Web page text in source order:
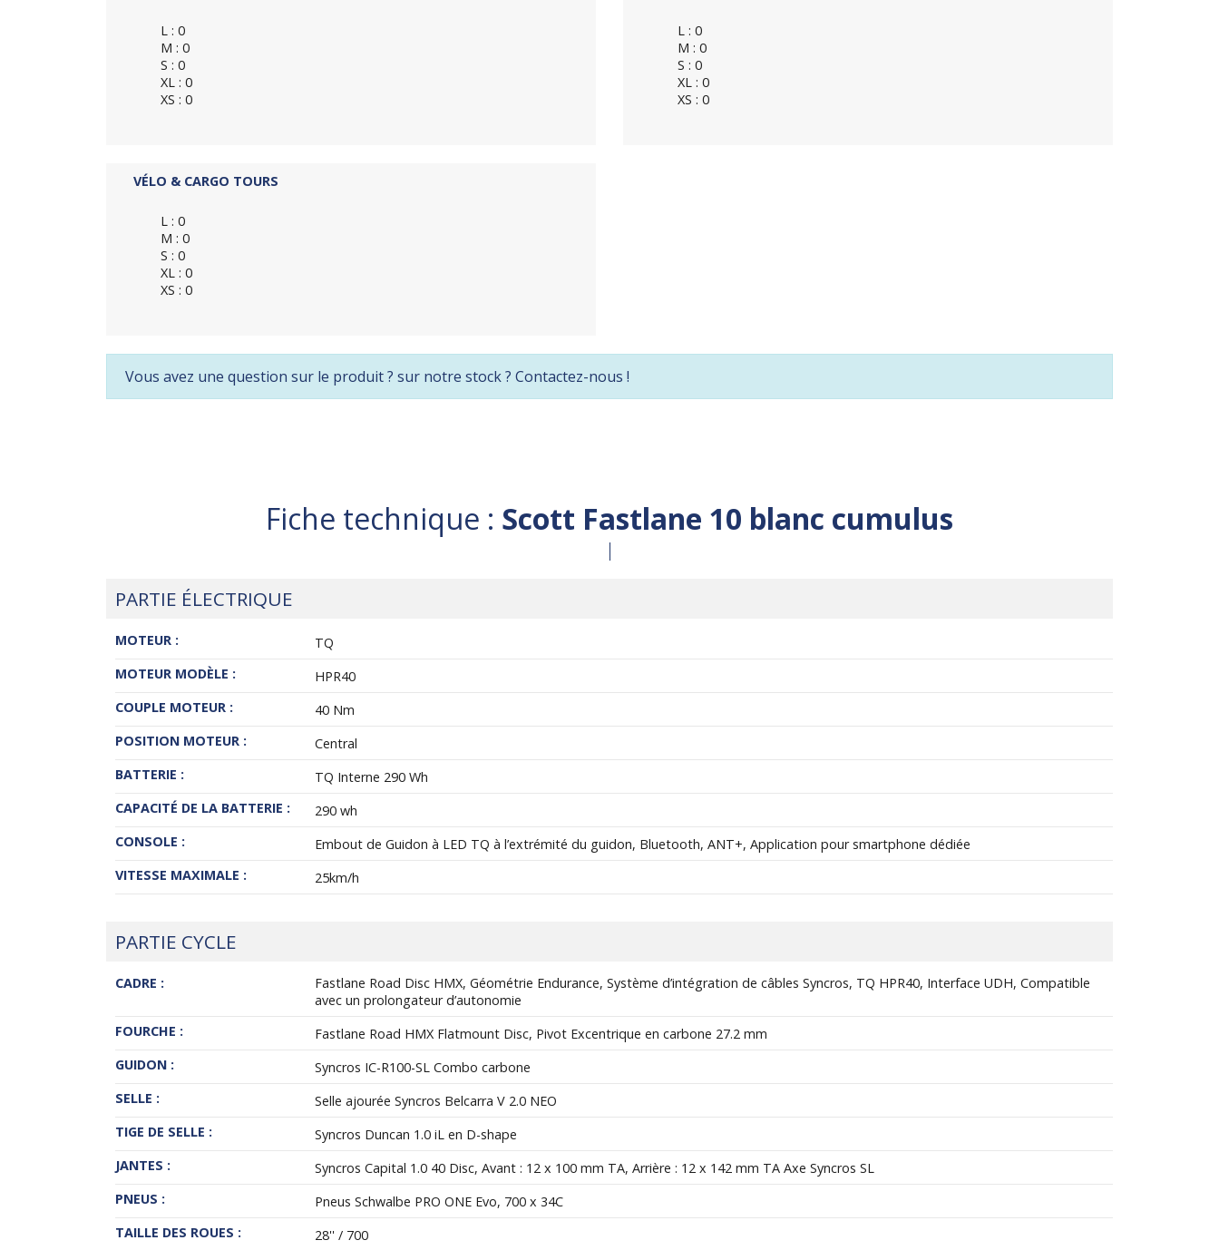
L : 0
M : 0
S : 0
XL : 0
XS : 0
L : 0
M : 0
S : 0
XL : 0
XS : 0
VÉLO & CARGO TOURS
L : 0
M : 0
S : 0
XL : 0
XS : 0
Vous avez une question sur le produit ? sur notre stock ? Contactez-nous !
Fiche technique : Scott Fastlane 10 blanc cumulus
PARTIE ÉLECTRIQUE
MOTEUR :
TQ
MOTEUR MODÈLE :
HPR40
COUPLE MOTEUR :
40 Nm
POSITION MOTEUR :
Central
BATTERIE :
TQ Interne 290 Wh
CAPACITÉ DE LA BATTERIE :
290 wh
CONSOLE :
Embout de Guidon à LED TQ à l’extrémité du guidon, Bluetooth, ANT+, Application pour smartphone dédiée
VITESSE MAXIMALE :
25km/h
PARTIE CYCLE
CADRE :
Fastlane Road Disc HMX, Géométrie Endurance, Système d’intégration de câbles Syncros, TQ HPR40, Interface UDH, Compatible
avec un prolongateur d’autonomie
FOURCHE :
Fastlane Road HMX Flatmount Disc, Pivot Excentrique en carbone 27.2 mm
GUIDON :
Syncros IC-R100-SL Combo carbone
SELLE :
Selle ajourée Syncros Belcarra V 2.0 NEO
TIGE DE SELLE :
Syncros Duncan 1.0 iL en D-shape
JANTES :
Syncros Capital 1.0 40 Disc, Avant : 12 x 100 mm TA, Arrière : 12 x 142 mm TA Axe Syncros SL
PNEUS :
Pneus Schwalbe PRO ONE Evo, 700 x 34C
TAILLE DES ROUES :
28'' / 700